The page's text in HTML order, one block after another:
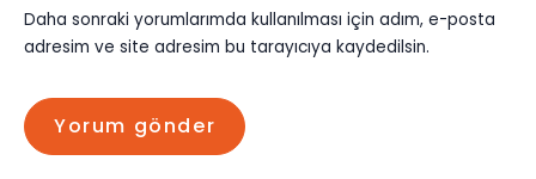
Daha sonraki yorumlarımda kullanılması için adım, e-posta
adresim ve site adresim bu tarayıcıya kaydedilsin.